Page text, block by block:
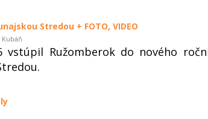
Stredou + FOTO, VIDEO
Kubáň
vstúpil Ružomberok do nového